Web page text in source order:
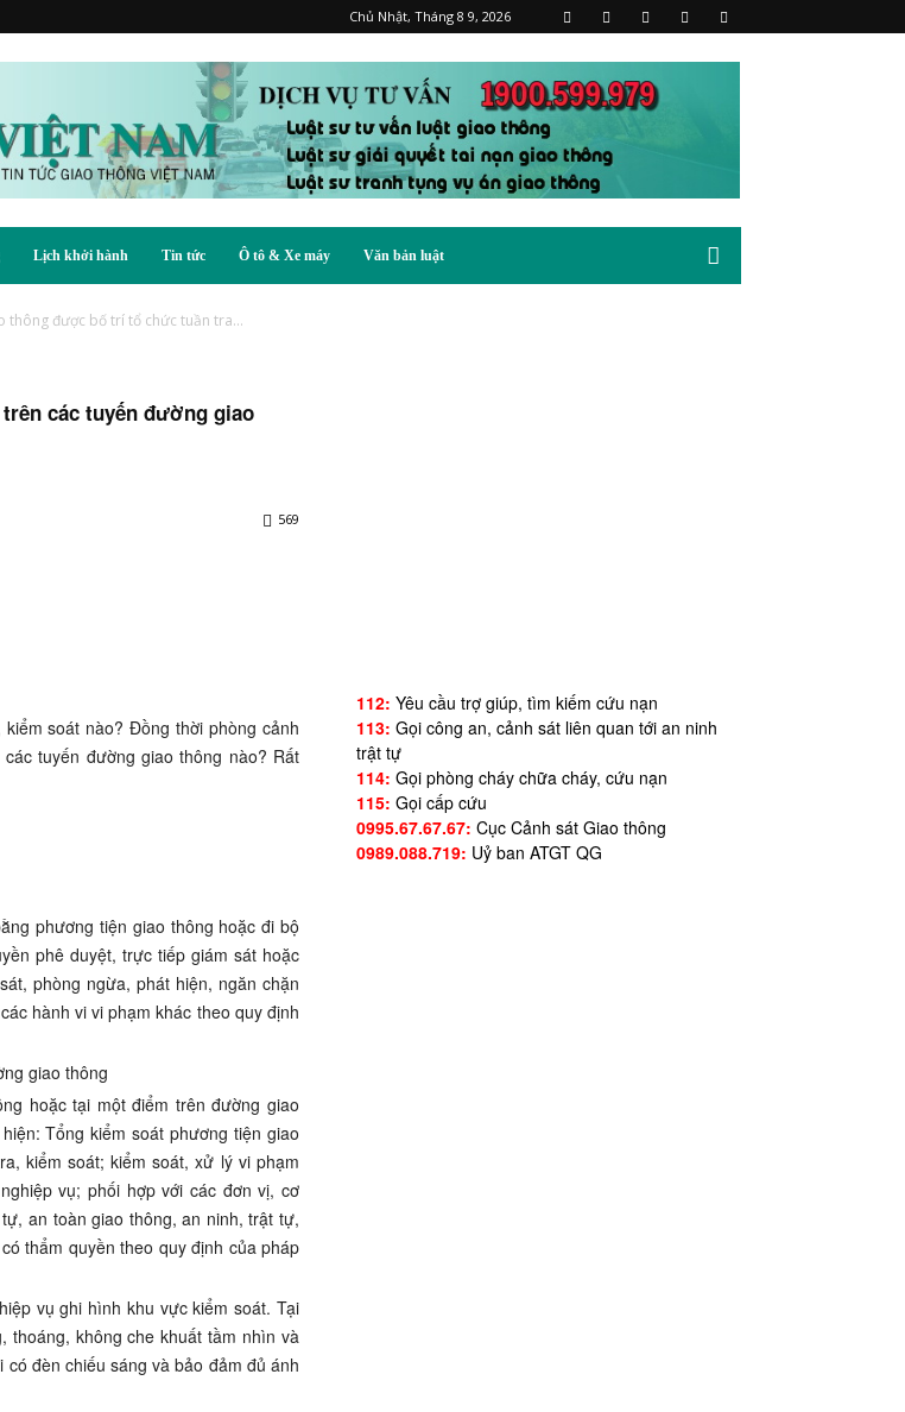
Chủ Nhật, Tháng 8 9, 2026
Lịch khởi hành Tin tức Ô tô & Xe máy Văn bản luật
thông được bố trí tổ chức tuần tra...
các tuyến đường giao
569
soát nào? Đồng thời phòng cảnh
tuyến đường giao thông nào? Rất
phương tiện giao thông hoặc đi bộ
phê duyệt, trực tiếp giám sát hoặc
phòng ngừa, phát hiện, ngăn chặn
hành vi vi phạm khác theo quy định
giao thông
hoặc tại một điểm trên đường giao
Tổng kiểm soát phương tiện giao
kiểm soát; kiểm soát, xử lý vi phạm
vụ; phối hợp với các đơn vị, cơ
an toàn giao thông, an ninh, trật tự,
thẩm quyền theo quy định của pháp
vụ ghi hình khu vực kiểm soát. Tại
thoáng, không che khuất tầm nhìn và
đèn chiếu sáng và bảo đảm đủ ánh
112: Yêu cầu trợ giúp, tìm kiếm cứu nạn
113: Gọi công an, cảnh sát liên quan tới an ninh
trật tự
114: Gọi phòng cháy chữa cháy, cứu nạn
115: Gọi cấp cứu
0995.67.67.67: Cục Cảnh sát Giao thông
0989.088.719: Uỷ ban ATGT QG